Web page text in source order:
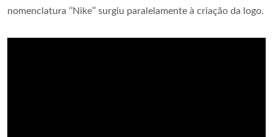
nomenclatura ‘’Nike’’ surgiu paralelamente à criação da logo.